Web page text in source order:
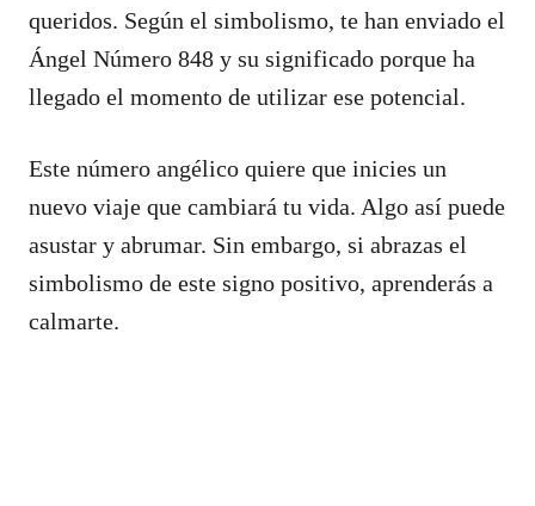
queridos. Según el simbolismo, te han enviado el
Ángel Número 848 y su significado porque ha
llegado el momento de utilizar ese potencial.
Este número angélico quiere que inicies un
nuevo viaje que cambiará tu vida. Algo así puede
asustar y abrumar. Sin embargo, si abrazas el
simbolismo de este signo positivo, aprenderás a
calmarte.